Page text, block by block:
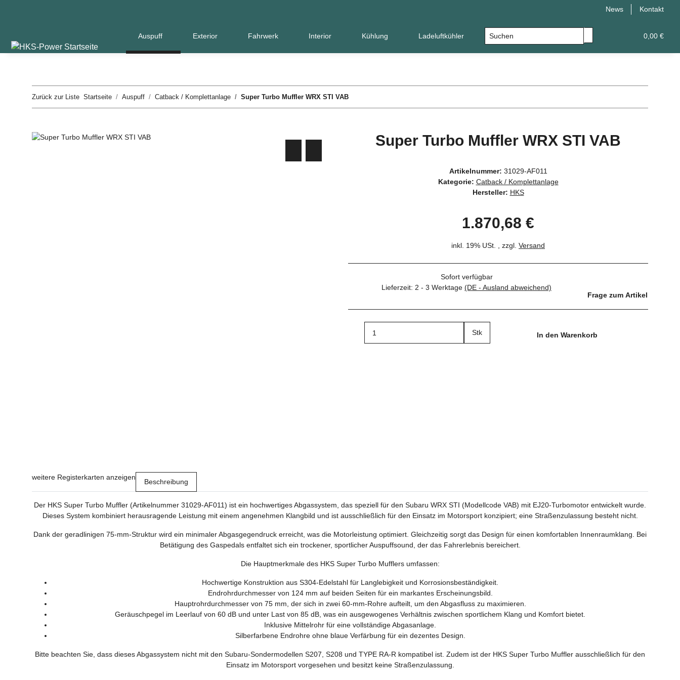
News Kontakt
0,00 €
Auspuff Exterior Fahrwerk Interior Kühlung Ladeluftkühler Leistungsupgrade
Zurück zur Liste Startseite Auspuff Catback / Komplettanlage Super Turbo Muffler WRX STI VAB
Super Turbo Muffler WRX STI VAB
Artikelnummer: 31029-AF011
Kategorie: Catback / Komplettanlage
Hersteller: HKS
1.870,68 €
inkl. 19% USt. , zzgl. Versand
Sofort verfügbar
Lieferzeit: 2 - 3 Werktage (DE - Ausland abweichend)
Frage zum Artikel
Stk In den Warenkorb
weitere Registerkarten anzeigen
Beschreibung
Der HKS Super Turbo Muffler (Artikelnummer 31029-AF011) ist ein hochwertiges Abgassystem, das speziell für den Subaru WRX STI (Modellcode VAB) mit EJ20-Turbomotor entwickelt wurde.
Dieses System kombiniert herausragende Leistung mit einem angenehmen Klangbild und ist ausschließlich für den Einsatz im Motorsport konzipiert; eine Straßenzulassung besteht nicht.
Dank der geradlinigen 75-mm-Struktur wird ein minimaler Abgasgegendruck erreicht, was die Motorleistung optimiert. Gleichzeitig sorgt das Design für einen komfortablen Innenraumklang. Bei
Betätigung des Gaspedals entfaltet sich ein trockener, sportlicher Auspuffsound, der das Fahrerlebnis bereichert.
Die Hauptmerkmale des HKS Super Turbo Mufflers umfassen:
Hochwertige Konstruktion aus S304-Edelstahl für Langlebigkeit und Korrosionsbeständigkeit.
Endrohrdurchmesser von 124 mm auf beiden Seiten für ein markantes Erscheinungsbild.
Hauptrohrdurchmesser von 75 mm, der sich in zwei 60-mm-Rohre aufteilt, um den Abgasfluss zu maximieren.
Geräuschpegel im Leerlauf von 60 dB und unter Last von 85 dB, was ein ausgewogenes Verhältnis zwischen sportlichem Klang und Komfort bietet.
Inklusive Mittelrohr für eine vollständige Abgasanlage.
Silberfarbene Endrohre ohne blaue Verfärbung für ein dezentes Design.
Bitte beachten Sie, dass dieses Abgassystem nicht mit den Subaru-Sondermodellen S207, S208 und TYPE RA-R kompatibel ist. Zudem ist der HKS Super Turbo Muffler ausschließlich für den
Einsatz im Motorsport vorgesehen und besitzt keine Straßenzulassung.